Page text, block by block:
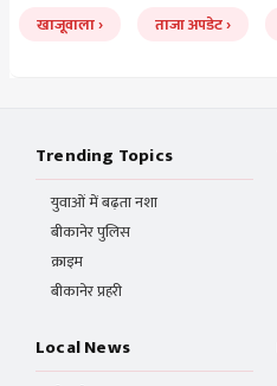
खाजूवाला ताजा अपडेट
Trending Topics
युवाओं में बढ़ता नशा
बीकानेर पुलिस
क्राइम
बीकानेर प्रहरी
Local News